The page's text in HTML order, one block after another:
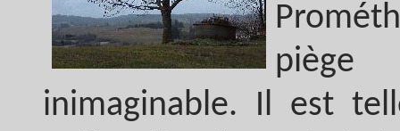
inimaginable. Il est